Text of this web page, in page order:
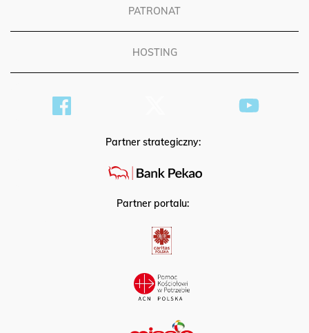
PATRONAT
HOSTING
Partner strategiczny:
Partner portalu: